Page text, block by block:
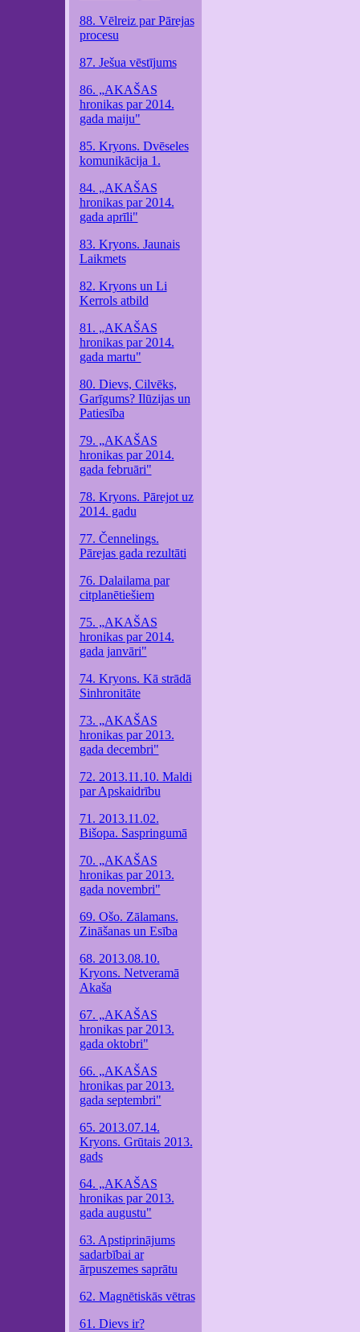
88. Vēlreiz par Pārejas
procesu
87. Ješua vēstījums
86. „AKAŠAS
hronikas par 2014.
gada maiju"
85. Kryons. Dvēseles
komunikācija 1.
84. „AKAŠAS
hronikas par 2014.
gada aprīli"
83. Kryons. Jaunais
Laikmets
82. Kryons un Li
Kerrols atbild
81. „AKAŠAS
hronikas par 2014.
gada martu"
80. Dievs, Cilvēks,
Garīgums? Ilūzijas un
Patiesība
79. „AKAŠAS
hronikas par 2014.
gada februāri"
78. Kryons. Pārejot uz
2014. gadu
77. Čennelings.
Pārejas gada rezultāti
76. Dalailama par
citplanētiešiem
75. „AKAŠAS
hronikas par 2014.
gada janvāri"
74. Kryons. Kā strādā
Sinhronitāte
73. „AKAŠAS
hronikas par 2013.
gada decembri"
72. 2013.11.10. Maldi
par Apskaidrību
71. 2013.11.02.
Bišopa. Saspringumā
70. „AKAŠAS
hronikas par 2013.
gada novembri"
69. Ošo. Zālamans.
Zināšanas un Esība
68. 2013.08.10.
Kryons. Netveramā
Akaša
67. „AKAŠAS
hronikas par 2013.
gada oktobri"
66. „AKAŠAS
hronikas par 2013.
gada septembri"
65. 2013.07.14.
Kryons. Grūtais 2013.
gads
64. „AKAŠAS
hronikas par 2013.
gada augustu"
63. Apstiprinājums
sadarbībai ar
ārpuszemes saprātu
62. Magnētiskās vētras
61. Dievs ir?